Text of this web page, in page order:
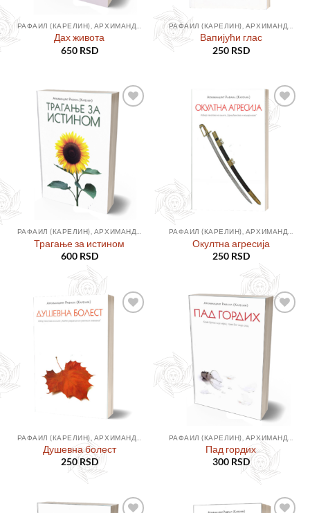
Дах живота
650 RSD
Вапијући глас
250 RSD
Додајте
у листу
жеља
Трагање за истином
600 RSD
Додајте
у листу
Окултна агресија
250 RSD
Душевна болест
250RSD
Додајте
у листу
жеља
Пад гордих
300 RSD